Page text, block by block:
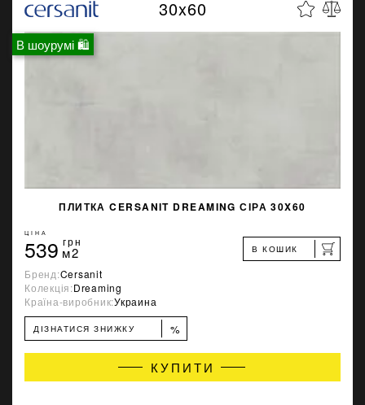
В шоурумі 🛍
30x60
ПЛИТКА CERSANIT DREAMING СІРА 30X60
ЦІНА
539 грн
м2 В КОШИК
Бренд:Cersanit
Колекція:Dreaming
Країна-виробник:Украина
ДІЗНАТИСЯ ЗНИЖКУ %
КУПИТИ